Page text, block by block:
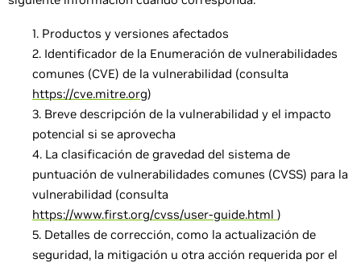
Productos y versiones afectados
Identificador de la Enumeración de vulnerabilidades
comunes (CVE) de la vulnerabilidad (consulta
https://cve.mitre.org)
Breve descripción de la vulnerabilidad y el impacto
potencial si se aprovecha
La clasificación de gravedad del sistema de
puntuación de vulnerabilidades comunes (CVSS) para la
vulnerabilidad (consulta
https://www.first.org/cvss/user-guide.html )
Detalles de corrección, como la actualización de
seguridad, la mitigación u otra acción requerida por el